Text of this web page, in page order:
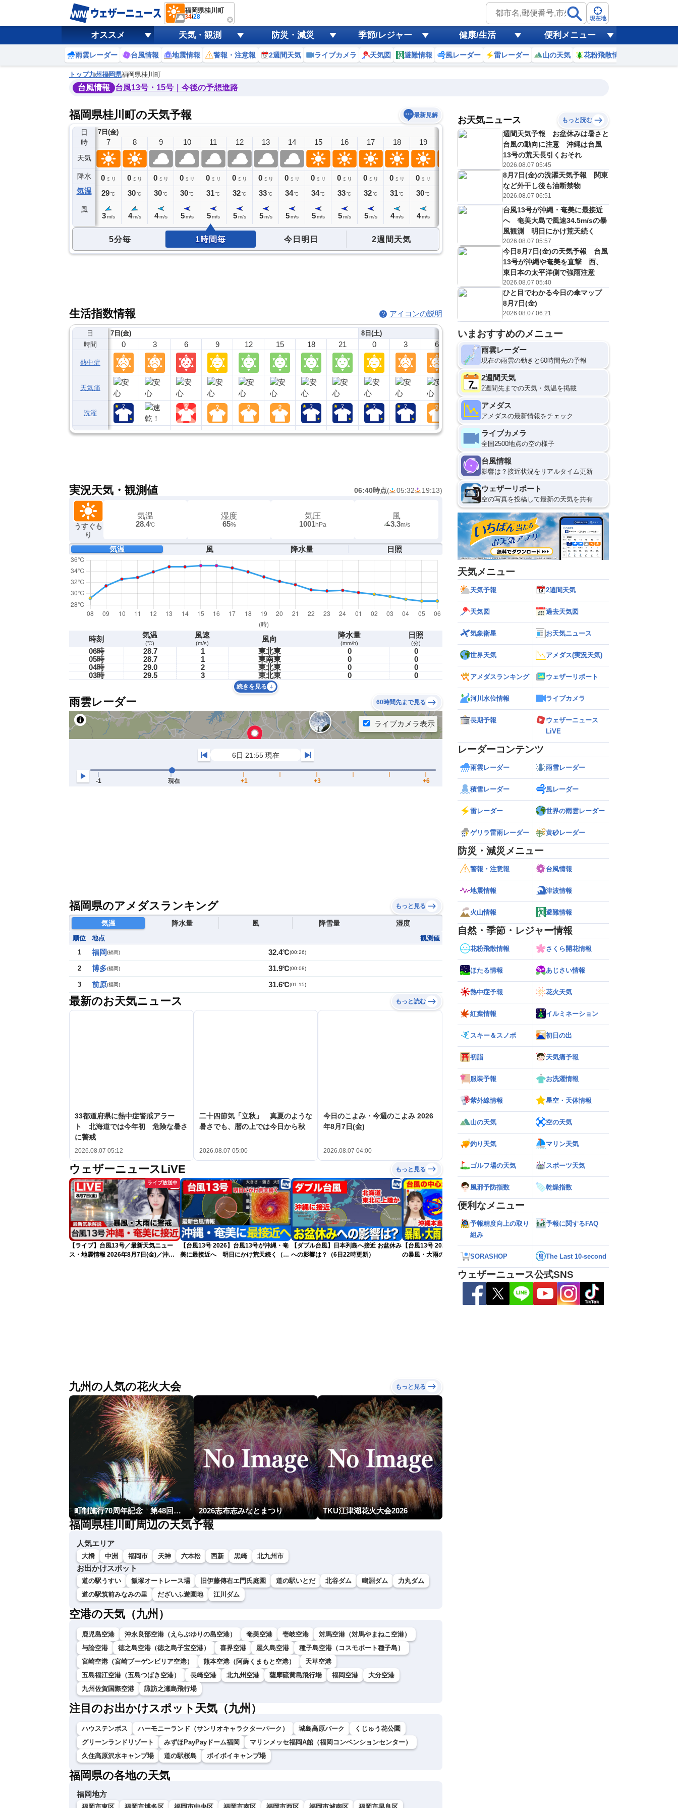
福岡県桂川町
34/28 現在地
オススメ 天気・観測 防災・減災 季節/レジャー 健康/生活 便利メニュー
雨雲レーダー 台風情報 地震情報 警報・注意報 2週間天気 ライブカメラ 天気図 避難情報 風レーダー 雷レーダー 山の天気 花粉飛散情報
トップ九州福岡県福岡県桂川町
台風情報 台風13号・15号｜今後の予想進路
福岡県桂川町の天気予報 最新見解
日
時
天気
降水
気温
風
7日(金)
6
0ミリ
28℃
7
0 ミリ
29℃
3 m/s
8
0 ミリ
30℃
4 m/s
9
0 ミリ
30℃
4 m/s
10
0 ミリ
30℃
5 m/s
11
0 ミリ
31℃
5 m/s
12
0 ミリ
32℃
5 m/s
13
0 ミリ
33℃
5 m/s
14
0 ミリ
34℃
5 m/s
15
0 ミリ
34℃
5 m/s
16
0 ミリ
33℃
5 m/s
17
0 ミリ
32℃
5 m/s
18
0 ミリ
31℃
4 m/s
19
0 ミリ
30℃
4 m/s
22
ミリ
℃
23
0 ミリ
28 ℃
3m/s
8日(土)
0
0ミリ
28
3 m/s
1
0 ミリ
3
0ミリ
3m/s
5分毎 1時間毎 今日明日 2週間天気
生活指数情報 アイコンの説明
日
時間
熱中症
天気痛
洗濯
7日(金)
0 3 6 9 12 15 18 21
8日(土)
0 3 6 9 12
実況天気・観測値 06:40時点( 05:32 19:13)
うすぐも
り
気温
28.4℃
湿度
65%
気圧
1001hPa
風
3.3m/s
気温 風 降水量 日照
時刻 気温
(℃)
風速
(m/s) 風向 降水量
(mm/h)
日照
(分)
06時 28.7 1 東北東 0
0
05時
28.7 1 東南東 0
0
04時
29.0 2 東北東 0
0
03時
29.5 3 東北東 0 0
続きを見る
雨雲レーダー 60時間先まで見る
福岡県のアメダスランキング もっと見る
気温 降水量 風 降雪量 湿度
順位 地点
観測値
1
福岡(福岡) 32.4℃(00:26)
2 博多(福岡) 31.9℃(00:08)
3 前原(福岡) 31.6℃(01:15)
最新のお天気ニュース もっと読む
33都道府県に熱中症警戒アラー
ト 北海道では今年初 危険な暑さ
に警戒
2026.08.07 05:12
二十四節気「立秋」 真夏のような
暑さでも、暦の上では今日から秋
2026.08.07 05:00
今日のこよみ・今週のこよみ 2026
年8月7日(金)
2026.08.07 04:00
ウェザーニュースLiVE もっと見る
ライブ放送中
【ライブ】台風13号／最新天気ニュー
ス・地震情報 2026年8月7日(金)／沖
【台風13号 2026】台風13号が沖縄・奄
美に最接近へ 明日にかけ荒天続く（7
【ダブル台風】日本列島へ接近 お盆休み
への影響は？（6日22時更新）
【台風13号 2026】沖縄本島・奄美地方
の暴風・大雨のピークはいつまで続く？
【雨情報】台風から離れた西日本太平洋
側も雨 九州を中心に大雨のおそれ
九州の人気の花火大会 もっと見る
町制施行70周年記念 第48回南種子町ロケット祭 2026志布志みなとまつり TKU江津湖花火大会2026
福岡県桂川町周辺の天気予報
人気エリア
大橋 中洲 福岡市 天神 六本松 西新 黒崎 北九州市
お出かけスポット
道の駅うすい 飯塚オートレース場 旧伊藤傳右エ門氏庭園 道の駅いとだ 北谷ダム 鳴淵ダム
力丸ダム
道の駅筑前みなみの里
だざいふ遊園地 江川ダム
空港の天気（九州）
鹿児島空港 沖永良部空港（えらぶゆりの島空港） 奄美空港 壱岐空港
対馬空港（対馬やまねこ空港）
与論空港
徳之島空港（徳之島子宝空港） 喜界空港 屋久島空港
種子島空港（コスモポート種子島）
宮崎空港（宮崎ブーゲンビリア空港）
熊本空港（阿蘇くまもと空港）
天草空港
五島福江空港（五島つばき空港）
長崎空港 北九州空港 薩摩硫黄島飛行場 福岡空港
大分空港
九州佐賀国際空港
諏訪之瀬島飛行場
注目のお出かけスポット天気（九州）
ハウステンボス ハーモニーランド（サンリオキャラクターパーク） 城島高原パーク
くじゅう花公園
グリーンランドリゾート
みずほPayPayドーム福岡
マリンメッセ福岡A館（福岡コンベンションセンター）
久住高原沢水キャンプ場
道の駅桜島 ボイボイキャンプ場
福岡県の各地の天気
福岡地方
お天気ニュース もっと読む
週間天気予報 お盆休みは暑さと
台風の動向に注意 沖縄は台風
13号の荒天長引くおそれ
2026.08.07 05:45
8月7日(金)の洗濯天気予報 関東
など外干し後も油断禁物
2026.08.07 06:51
台風13号が沖縄・奄美に最接近
へ 奄美大島で風速34.5m/sの暴
風観測 明日にかけ荒天続く
2026.08.07 05:57
今日8月7日(金)の天気予報 台風
13号が沖縄や奄美を直撃 西、
東日本の太平洋側で強雨注意
2026.08.07 05:40
ひと目でわかる今日の傘マップ
8月7日(金)
2026.08.07 06:21
いまおすすめのメニュー
雨雲レーダー
現在の雨雲の動きと60時間先の予報
2週間天気
2週間先までの天気・気温を掲載
アメダス
アメダスの最新情報をチェック
ライブカメラ
全国2500地点の空の様子
台風情報
影響は？接近状況をリアルタイム更新
ウェザーリポート
空の写真を投稿して最新の天気を共有
天気メニュー
天気予報 2週間天気
天気図 過去天気図
気象衛星 お天気ニュース
世界天気 アメダス(実況天気)
アメダスランキング ウェザーリポート
河川水位情報 ライブカメラ
長期予報
ウェザーニュース
LiVE
レーダーコンテンツ
雨雲レーダー 雨雪レーダー
積雪レーダー 風レーダー
雷レーダー 世界の雨雲レーダー
ゲリラ雷雨レーダー 黄砂レーダー
防災・減災メニュー
警報・注意報 台風情報
地震情報 津波情報
火山情報 避難情報
自然・季節・レジャー情報
花粉飛散情報 さくら開花情報
ほたる情報 あじさい情報
熱中症予報 花火天気
紅葉情報 イルミネーション
スキー＆スノボ 初日の出
初詣 天気痛予報
服装予報 お洗濯情報
紫外線情報 星空・天体情報
山の天気 空の天気
釣り天気 マリン天気
ゴルフ場の天気 スポーツ天気
風邪予防指数 乾燥指数
便利なメニュー
予報精度向上の取り
組み
予報に関するFAQ
SORASHOP The Last 10-second
ウェザーニュース公式SNS